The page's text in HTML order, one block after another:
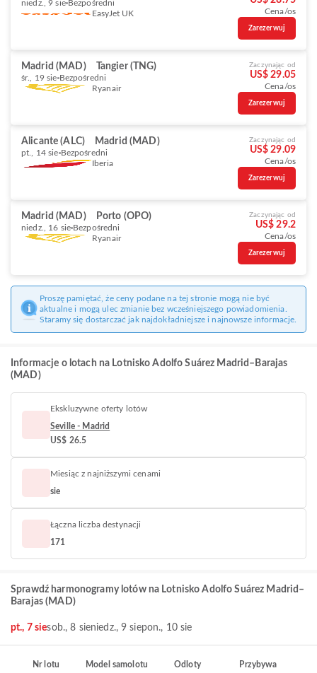
niedz., 9 sie Bezpośredni
EasyJet UK
Cena/os
Zarezerwuj
Madrid (MAD) Tangier (TNG)
śr., 19 sie Bezpośredni
Ryanair
Zaczynając od
US$ 29.05
Cena/os
Zarezerwuj
Alicante (ALC) Madrid (MAD)
pt., 14 sie Bezpośredni
Iberia
Zaczynając od
US$ 29.09
Cena/os
Zarezerwuj
Madrid (MAD) Porto (OPO)
niedz., 16 sie Bezpośredni
Ryanair
Zaczynając od
US$ 29.2
Cena/os
Zarezerwuj
Proszę pamiętać, że ceny podane na tej stronie mogą nie być
aktualne i mogą ulec zmianie bez wcześniejszego powiadomienia.
Staramy się dostarczać jak najdokładniejsze i najnowsze informacje.
Informacje o lotach na Lotnisko Adolfo Suárez Madrid–Barajas
(MAD)
Ekskluzywne oferty lotów
Seville - Madrid
US$ 26.5
Miesiąc z najniższymi cenami
sie
Łączna liczba destynacji
171
Sprawdź harmonogramy lotów na Lotnisko Adolfo Suárez Madrid–
Barajas (MAD)
pt., 7 siesob., 8 sieniedz., 9 siepon., 10 sie
Nr lotu Model samolotu Odloty Przybywa